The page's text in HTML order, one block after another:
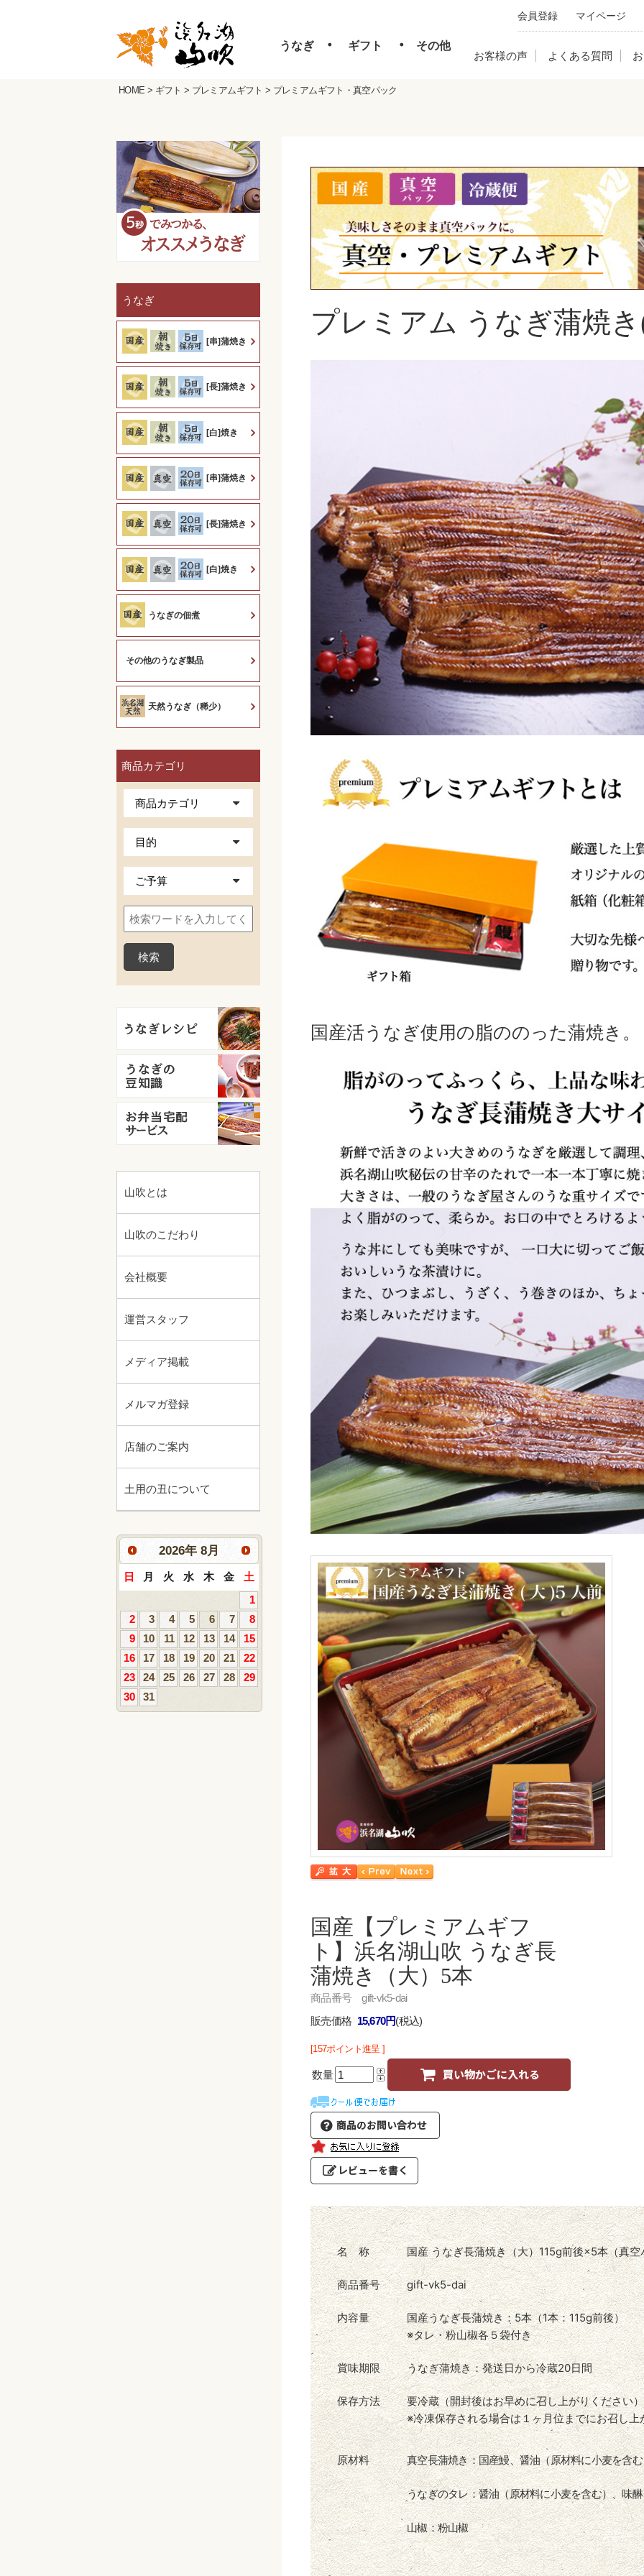
会員登録 マイページ
うなぎ ・ ギフト ・ その他
お客様の声 よくある質問
うなぎ
[串]蒲焼き
[長]蒲焼き
[白]焼き
[串]蒲焼き
[長]蒲焼き
[白]焼き
うなぎの佃煮
その他のうなぎ製品
天然うなぎ（稀少）
商品カテゴリ
山吹とは
山吹のこだわり
会社概要
運営スタッフ
メディア掲載
メルマガ登録
店舗のご案内
土用の丑について
2026年8月
日 月 火 水 木 金
土
1
2
3 4 5 6 7
8
9
10 11 12 13 14
15
16
17 18 19 20 21
22
23
24 25 26 27 28
29
30
31
HOME > ギフト > プレミアムギフト > プレミアムギフト・真空パック
プレミアム うなぎ蒲焼
国産活うなぎ使用の脂ののった蒲焼き。
国産【プレミアムギフ
ト】浜名湖山吹 うなぎ長
蒲焼き（大）5本
商品番号 gift-vk5-dai
販売価格 15,670円(税込)
[157ポイント進呈 ]
数量
名 称 国産 うなぎ長蒲焼き（大）115g前後×5本（真空
商品番号 gift-vk5-dai
内容量
国産うなぎ長蒲焼き：5本（1本：115g前後）
※タレ・粉山椒各５袋付き
賞味期限 うなぎ蒲焼き：発送日から冷蔵20日間
保存方法
要冷蔵（開封後はお早めに召し上がりください）
※冷凍保存される場合は１ヶ月位までにお召し上
原材料 真空長蒲焼き：国産鰻、醤油（原材料に小麦を含
うなぎのタレ：醤油（原材料に小麦を含む）、味
山椒：粉山椒